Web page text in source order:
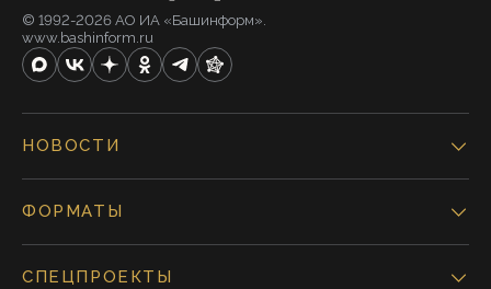
© 1992-2026 АО ИА «Башинформ».
www.bashinform.ru
НОВОСТИ
ФОРМАТЫ
СПЕЦПРОЕКТЫ